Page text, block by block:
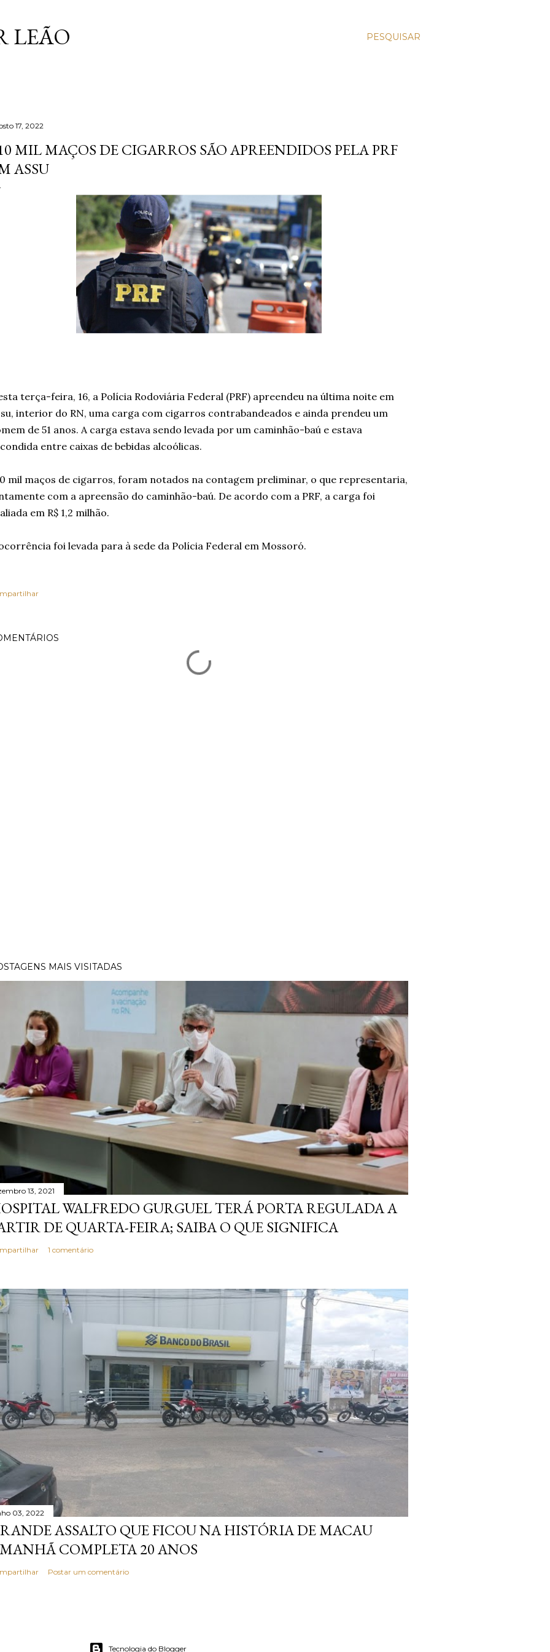
PESQUISAR
LEÃO
17, 2022
MIL MAÇOS DE CIGARROS SÃO APREENDIDOS PELA PRF
ASSU
terça-feira, 16, a Polícia Rodoviária Federal (PRF) apreendeu na última noite em
interior do RN, uma carga com cigarros contrabandeados e ainda prendeu um
de 51 anos. A carga estava sendo levada por um caminhão-baú e estava
entre caixas de bebidas alcoólicas.
mil maços de cigarros, foram notados na contagem preliminar, o que representaria,
com a apreensão do caminhão-baú. De acordo com a PRF, a carga foi
em R$ 1,2 milhão.
foi levada para à sede da Polícia Federal em Mossoró.
MAIS VISITADAS
13, 2021
WALFREDO GURGUEL TERÁ PORTA REGULADA A
DE QUARTA-FEIRA; SAIBA O QUE SIGNIFICA
1 comentário
03, 2022
ASSALTO QUE FICOU NA HISTÓRIA DE MACAU
COMPLETA 20 ANOS
Postar um comentário
Tecnologia do Blogger